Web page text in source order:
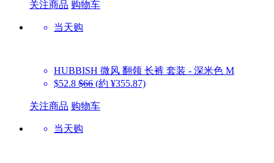
关注商品 购物车
当天购
HUBBISH 微风 翻领 长裤 套装 - 深米色 M
$52.8 $66 (約 ¥355.87)
关注商品 购物车
当天购